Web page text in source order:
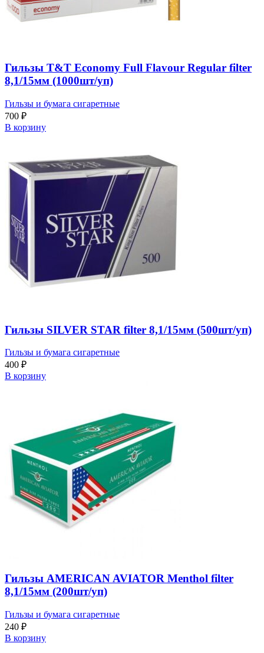
Гильзы T&T Economy Full Flavour Regular filter
8,1/15мм (1000шт/уп)
Гильзы и бумага сигаретные
700 ₽
В корзину
Гильзы SILVER STAR filter 8,1/15мм (500шт/уп)
Гильзы и бумага сигаретные
400 ₽
В корзину
Гильзы AMERICAN AVIATOR Menthol filter
8,1/15мм (200шт/уп)
Гильзы и бумага сигаретные
240 ₽
В корзину